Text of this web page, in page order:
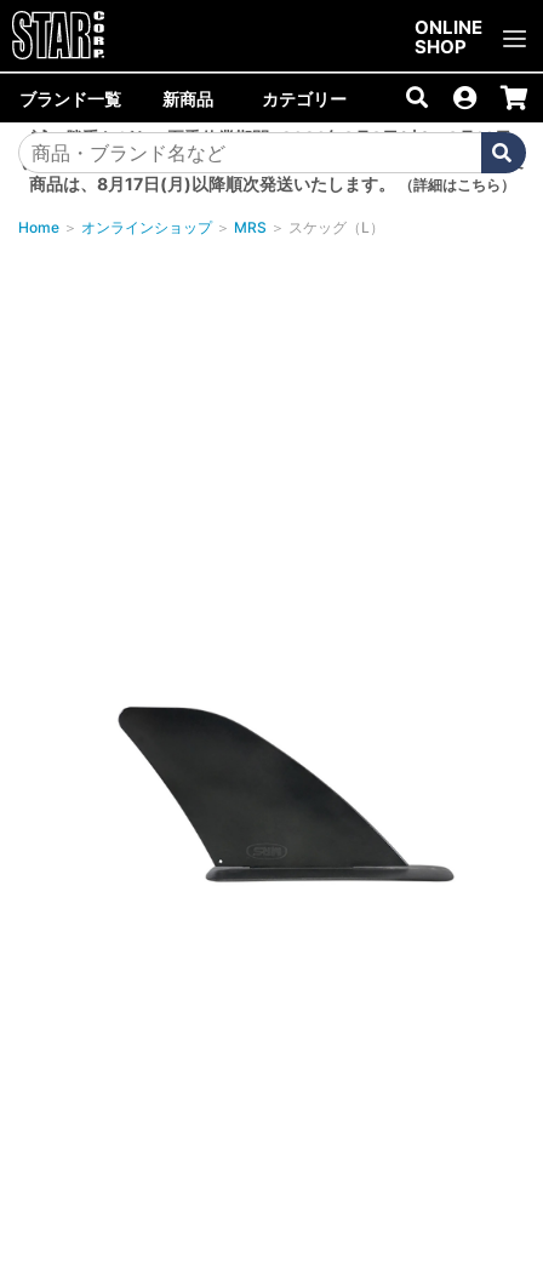
ONLINE
SHOP
ブランド一覧 新商品 カテゴリー
誠に勝手ながら、夏季休業期間<2026年8月8日(土)～8月16日
(日)>中は商品の発送を休止いたします。8月7日(金)以降のご注文
商品は、8月17日(月)以降順次発送いたします。
（詳細はこちら）
Home ＞ オンラインショップ ＞ MRS ＞ スケッグ（L）